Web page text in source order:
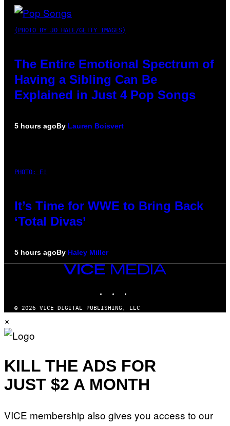
(PHOTO BY JO HALE/GETTY IMAGES)
The Entire Emotional Spectrum of
Having a Sibling Can Be
Explained in Just 4 Pop Songs
5 hours agoBy Lauren Boisvert
PHOTO: E!
It’s Time for WWE to Bring Back
‘Total Divas’
5 hours agoBy Haley Miller
VICE
MEDIA
© 2026 VICE DIGITAL PUBLISHING, LLC
×
KILL THE ADS FOR
JUST $2 A MONTH
VICE membership also gives you access to our